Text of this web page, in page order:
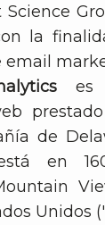
Science
la
email
es
de
en
Unidos